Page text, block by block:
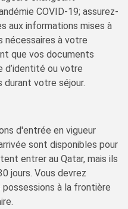
COVID-19; assurez-
aux informations mises à
nécessaires à votre
que vos documents
ou votre
votre séjour.
d'entrée en vigueur
sont disponibles pour
entrer au Qatar, mais ils
jours. Vous devrez
à la frontière